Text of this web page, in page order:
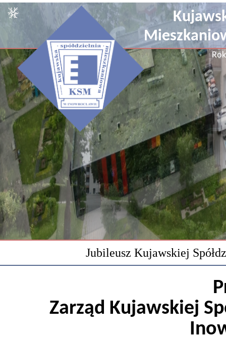
Jubileusz Kujawskiej
Zarząd Kujawskiej